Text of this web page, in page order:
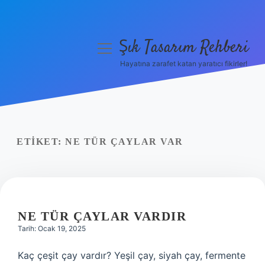
Yasal Uyarı
menüyüŞık Tasarım Rehberi
Hayatına zarafet katan yaratıcı fikirler!
ETIKET: NE TÜR ÇAYLAR VAR
NE TÜR ÇAYLAR VARDIR
Tarih: Ocak 19, 2025
Kaç çeşit çay vardır? Yeşil çay, siyah çay, fermente